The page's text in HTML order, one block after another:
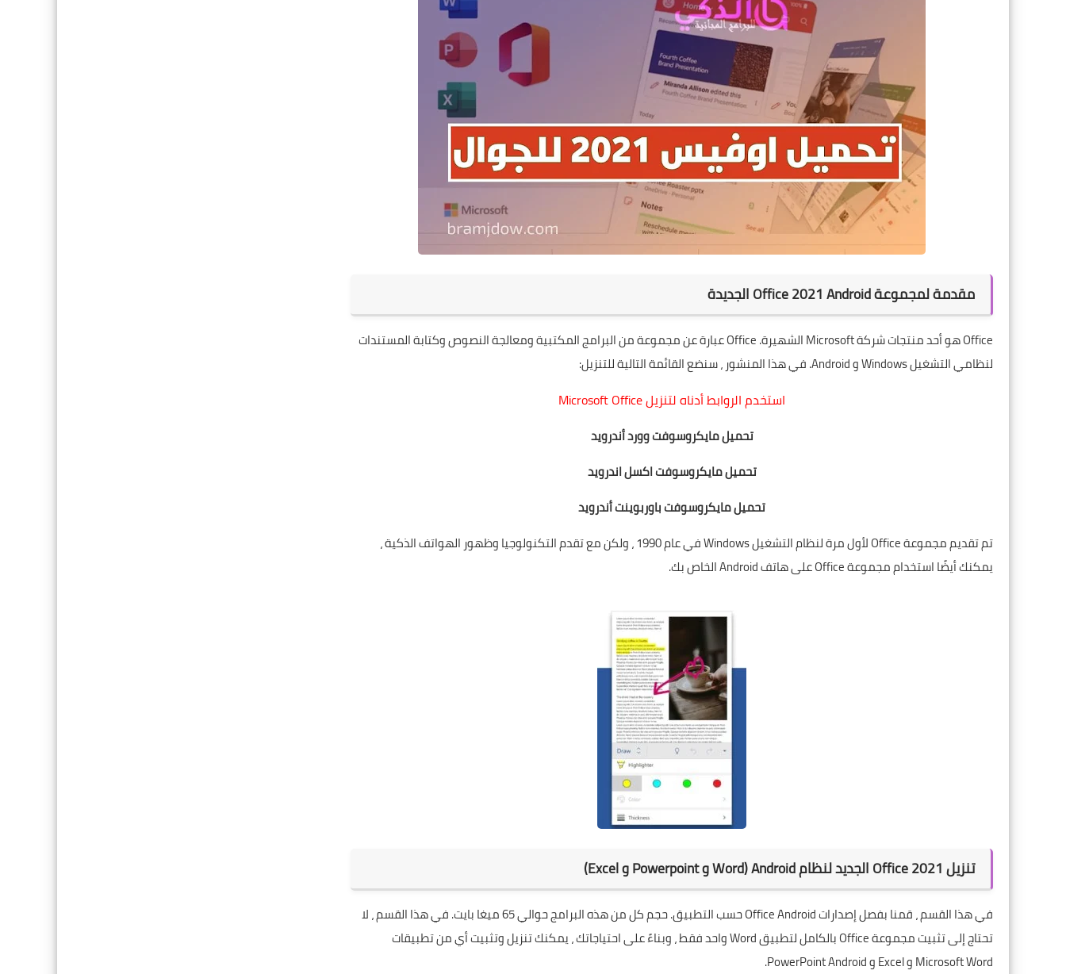
مقدمة لمجموعة Office 2021 Android الجديدة
Office هو أحد منتجات شركة Microsoft الشهيرة. Office عبارة عن مجموعة من البرامج المكتبية ومعالجة النصوص وكتابة المستندات
لنظامي التشغيل Windows و Android. في هذا المنشور ، سنضع القائمة التالية للتنزيل:
استخدم الروابط أدناه لتنزيل Microsoft Office
تحميل مايكروسوفت وورد أندرويد
تحميل مايكروسوفت اكسل اندرويد
تحميل مايكروسوفت باوربوينت أندرويد
تم تقديم مجموعة Office لأول مرة لنظام التشغيل Windows في عام 1990 ، ولكن مع تقدم التكنولوجيا وظهور الهواتف الذكية ،
يمكنك أيضًا استخدام مجموعة Office على هاتف Android الخاص بك.
تنزيل Office 2021 الجديد لنظام Android (Word و Powerpoint و Excel)
في هذا القسم ، قمنا بفصل إصدارات Office Android حسب التطبيق. حجم كل من هذه البرامج حوالي 65 ميغا بايت. في هذا القسم ، لا
تحتاج إلى تثبيت مجموعة Office بالكامل لتطبيق Word واحد فقط ، وبناءً على احتياجاتك ، يمكنك تنزيل وتثبيت أي من تطبيقات
Microsoft Word و Excel و PowerPoint Android.